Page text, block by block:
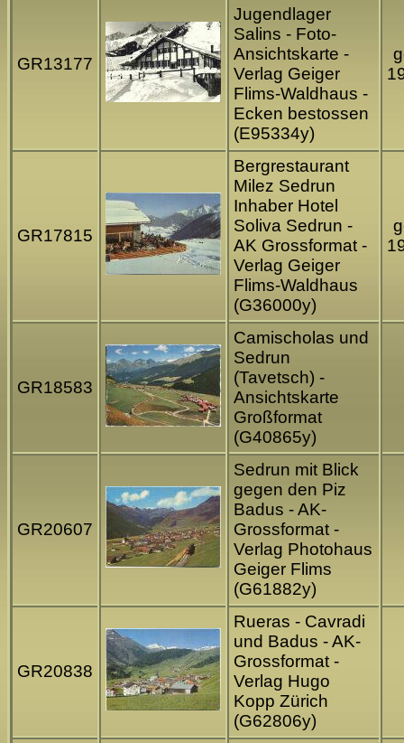
GR13177
Jugendlager
Salins - Foto-
Ansichtskarte -
Verlag Geiger
Flims-Waldhaus -
Ecken bestossen
(E95334y)
GR17815
Bergrestaurant
Milez Sedrun
Inhaber Hotel
Soliva Sedrun -
AK Grossformat -
Verlag Geiger
Flims-Waldhaus
(G36000y)
GR18583
Camischolas und
Sedrun
(Tavetsch) -
Ansichtskarte
Großformat
(G40865y)
GR20607
Sedrun mit Blick
gegen den Piz
Badus - AK-
Grossformat -
Verlag Photohaus
Geiger Flims
(G61882y)
GR20838
Rueras - Cavradi
und Badus - AK-
Grossformat -
Verlag Hugo
Kopp Zürich
(G62806y)